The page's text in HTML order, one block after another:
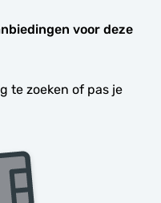
voor deze
te zoeken of pas je